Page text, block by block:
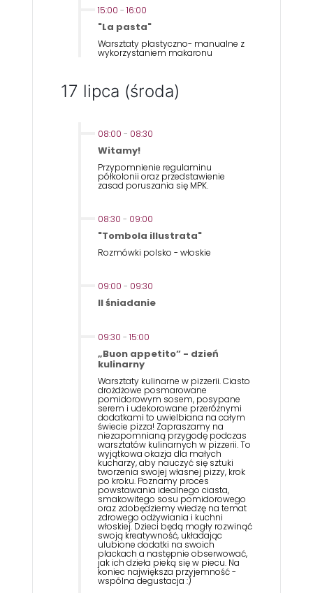
15:00 - 16:00
"La pasta"
Warsztaty plastyczno- manualne z
wykorzystaniem makaronu
17 lipca (środa)
08:00 - 08:30
Witamy!
Przypomnienie regulaminu
półkolonii oraz przedstawienie
zasad poruszania się MPK.
08:30 - 09:00
"Tombola illustrata"
Rozmówki polsko - włoskie
09:00 - 09:30
II śniadanie
09:30 - 15:00
„Buon appetito” - dzień
kulinarny
Warsztaty kulinarne w pizzerii. Ciasto
drożdżowe posmarowane
pomidorowym sosem, posypane
serem i udekorowane przeróżnymi
dodatkami to uwielbiana na całym
świecie pizza! Zapraszamy na
niezapomnianą przygodę podczas
warsztatów kulinarnych w pizzerii. To
wyjątkowa okazja dla małych
kucharzy, aby nauczyć się sztuki
tworzenia swojej własnej pizzy, krok
po kroku. Poznamy proces
powstawania idealnego ciasta,
smakowitego sosu pomidorowego
oraz zdobędziemy wiedzę na temat
zdrowego odżywiania i kuchni
włoskiej. Dzieci będą mogły rozwinąć
swoją kreatywność, układając
ulubione dodatki na swoich
plackach a następnie obserwować,
jak ich dzieła pieką się w piecu. Na
koniec największa przyjemność -
wspólna degustacja :)